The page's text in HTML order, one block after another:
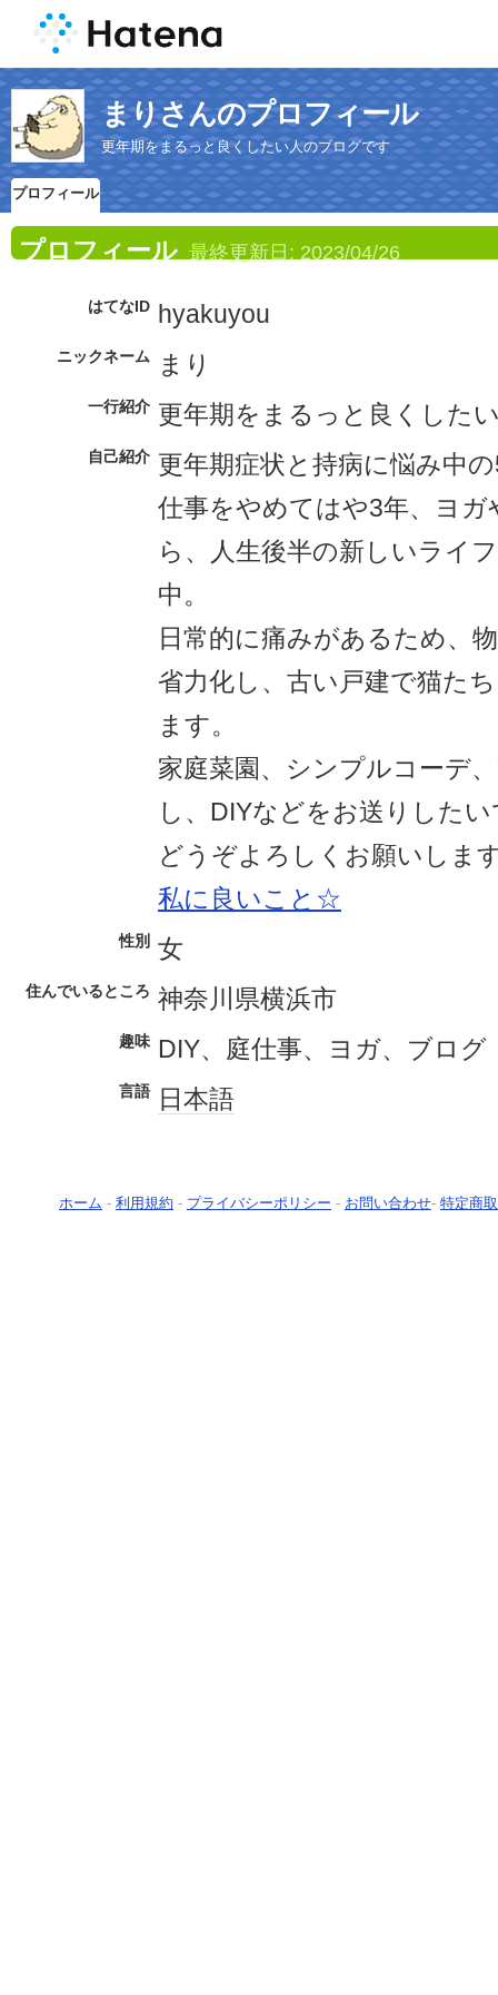
まりさんのプロフィール
更年期をまるっと良くしたい人のブログです
プロフィール
プロフィール 最終更新日: 2023/04/26
はてなID hyakuyou
ニックネーム まり
一行紹介 更年期をまるっと良くした
自己紹介 更年期症状と持病に悩み中
仕事をやめてはや3年、ヨ
ら、人生後半の新しいライ
中。
日常的に痛みがあるため、
省力化し、古い戸建で猫た
ます。
家庭菜園、シンプルコーデ
し、DIYなどをお送りした
どうぞよろしくお願いしま
私に良いこと☆
性別 女
住んでいるところ 神奈川県横浜市
趣味 DIY、庭仕事、ヨガ、ブログ
言語 日本語
ホーム - 利用規約 - プライバシーポリシー - お問い合わせ- 特定商